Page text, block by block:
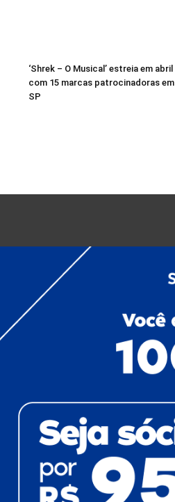
‘Shrek – O Musical’ estreia em abril
com 15 marcas patrocinadoras em
SP